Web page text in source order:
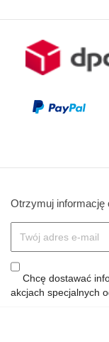
Otrzymuj informację
Chcę dostawać
akcjach specjalnych